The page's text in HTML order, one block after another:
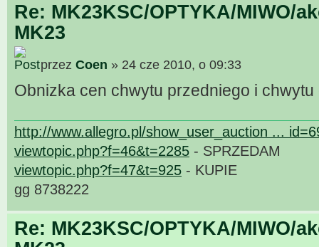
Re: MK23KSC/OPTYKA/MIWO/
MK23
przez Coen » 24 cze 2010, o 09:33
Obnizka cen chwytu przedniego i
http://www.allegro.pl/show_user_auction ...
viewtopic.php?f=46&t=2285 - SPRZEDAM
viewtopic.php?f=47&t=925 - KUPIE
gg 8738222
Re: MK23KSC/OPTYKA/MIWO/